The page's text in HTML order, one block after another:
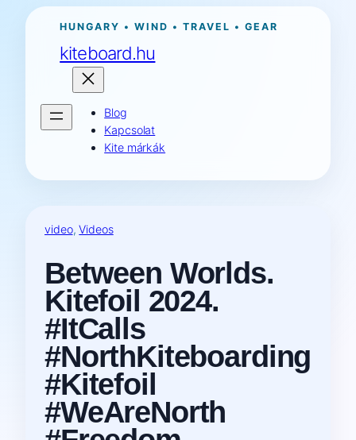
Ugrás
tartalomhoz
HUNGARY • WIND • TRAVEL • GEAR
kiteboard.hu
Blog
Kapcsolat
Kite márkák
video, Videos
Between Worlds.
Kitefoil 2024.
#ItCalls
#NorthKiteboarding
#Kitefoil
#WeAreNorth